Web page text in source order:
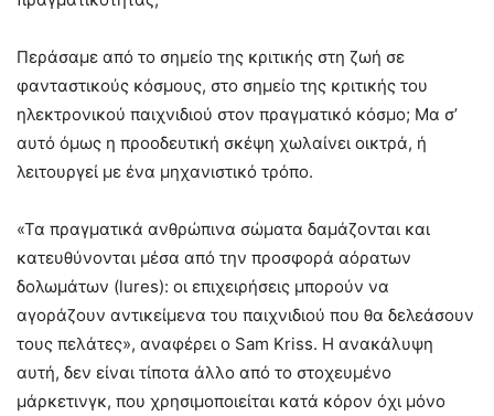
Περάσαμε από το σημείο της κριτικής στη ζωή σε
φανταστικούς κόσμους, στο σημείο της κριτικής του
ηλεκτρονικού παιχνιδιού στον πραγματικό κόσμο; Μα σ’
αυτό όμως η προοδευτική σκέψη χωλαίνει οικτρά, ή
λειτουργεί με ένα μηχανιστικό τρόπο.
«Τα πραγματικά ανθρώπινα σώματα δαμάζονται και
κατευθύνονται μέσα από την προσφορά αόρατων
δολωμάτων (lures): οι επιχειρήσεις μπορούν να
αγοράζουν αντικείμενα του παιχνιδιού που θα δελεάσουν
τους πελάτες», αναφέρει ο Sam Kriss. Η ανακάλυψη
αυτή, δεν είναι τίποτα άλλο από το στοχευμένο
μάρκετινγκ, που χρησιμοποιείται κατά κόρον όχι μόνο